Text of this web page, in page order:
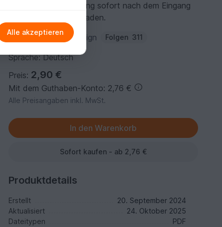
Du kannst die Anleitung sofort nach dem Eingang
der Zahlung herunterladen.
Autor: SaphirhaseDesign Folgen 311
Sprache: Deutsch
Preis: 2,90 €
Mit dem Guthaben-Konto: 2,76 €
Alle Preisangaben inkl. MwSt.
Sofort kaufen - ab 2,76 €
Produktdetails
Erstellt
20. September 2024
Aktualisiert
24. Oktober 2025
Dateitypen
PDF
Alle akzeptieren